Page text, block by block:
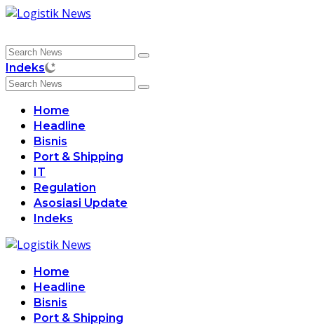
Skip
content
Indeks
Home
Headline
Bisnis
Port & Shipping
IT
Regulation
Asosiasi Update
Indeks
Home
Headline
Bisnis
Port & Shipping